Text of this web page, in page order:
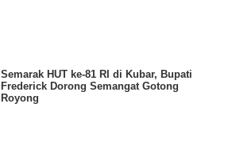
Semarak HUT ke-81 RI di Kubar, Bupati
Frederick Dorong Semangat Gotong
Royong